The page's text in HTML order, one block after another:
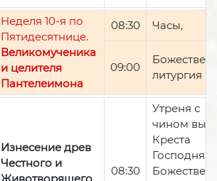
Неделя 10-я по
Пятидесятнице.
Великомученика
и целителя
Пантелеимона
08:30 Часы,
09:00
литургия
Изнесение древ
Честного и
08:30
Утреня с
чином
Креста
Господня,